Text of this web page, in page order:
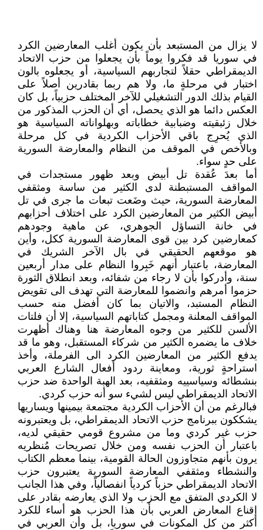
لا يزال من المستبعد بأن يكون أغلب المعارضين الكرد
في سوريا قد فكروا يوماً بأن يجعلوا من حزب الاتحاد
الديمقراطي حقلاً لتجاربهم السياسية، أو يجعلوه بالون
اختبار في مرحلةٍ ما، ولا هم ربما بقادرين أصلاً على
القيام بذلك الدور التشغيلي للآخر المختلف حزبياً، بل كان
العكس دائما هو الذي يحصل، أي أن الحزب المذكور من
خلال زئبقيته وضبابية خطاباته وبهلواناته السياسية هو
الذي يُحرِج باقي الأحزاب الكردية في كل مرحلة
وبالأخص في الموقف من النظام والمعارضة السورية
على حدٍ سواء.
أما بعدَ عُقدة تل أبيض وبعد ظهور مستجدات في
المواقف المستبطنة لدى الكثير من ساسة ومثقفي
المعارضة السورية، حيث وضَعت تبعات ما جرى في تل
أبيض الكثير من المعارضين الكرد على اختلاف أحزابهم
في خانة التساؤل الجوهري، عن ماهية وجودهم
كمعارضين كرد بين قوى المعارضة السورية ككل، وأين
هو موقعهم الحقيقي في بال الآخر الشريك في
المعارضة، باعتبار أنهم خَبِروا النظام على مدار أربعين
سنة، وأدركوا بأن لا رجاء من شفائه، وبعد انطلاق الثورة
حزموا أمرهم وانضموا للمعارضة التي تهدف الى تقويض
النظام المستبد، والاتيان بما كان أفضل منه حسب
المواقف المعلنة ومجمل كتاباتهم السياسية، إلا أن فلتات
الألسن للكثير من وجوه المعارضة هنا وهناك أظهرت
خلاف ما يضمره الكثير من شركاء المستقبل، وهو ما قد
يدفع الكثير من المعارضين الكرد الى الفرملة، وأخذ
استراحةٍ ثورية، ومعاينة ردود أفعال الشارع العربي
بنشطائه وسياسييه ومثقفيه، بعد الهبة الواحدة ضد حزب
الاتحاد الديمقراطي ليس لشيء سو أنه حزب كردي.
فبالرغم من أن الأحزاب الكردية مجتمعة بيمينها ويساريها
يشككون ببرنامج حزب الاتحاد الديمقراطي، بل ويعتبرونه
حزب غير كردي وما من مشروع قومي حقيقي لديه،
باعتبار أن الحزب نفسه ومن خلال تصريحات مُنظريه
يرون بأنهم متجاوزون الحالة القومية، بينما معظم الكتاب
والنشطاء ومثقفي المعارضة السورية يعتبرون حزب
الاتحاد الديمقراطي حزباً كردياً انفصالياً، وفي هذا الجانب
لا الكردي المتفق مع الحزب ولا الذي يعارضه بقادر على
إقناع المعارض العربي بأن هذا الحزب هو أساء للكرد
أكثر من كل المكونات في سوريا، بل وأن العربي في